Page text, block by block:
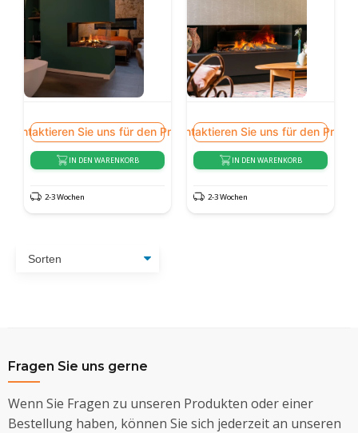
Kontaktieren Sie uns für den Preis
IN DEN WARENKORB
2-3 Wochen
Kontaktieren Sie uns für den Preis
IN DEN WARENKORB
2-3 Wochen
Fragen Sie uns gerne
Wenn Sie Fragen zu unseren Produkten oder einer
Bestellung haben, können Sie sich jederzeit an unseren